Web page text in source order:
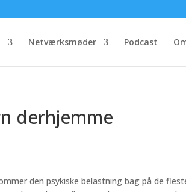
Netværksmøder Podcast
derhjemme
den psykiske belastning bag på de